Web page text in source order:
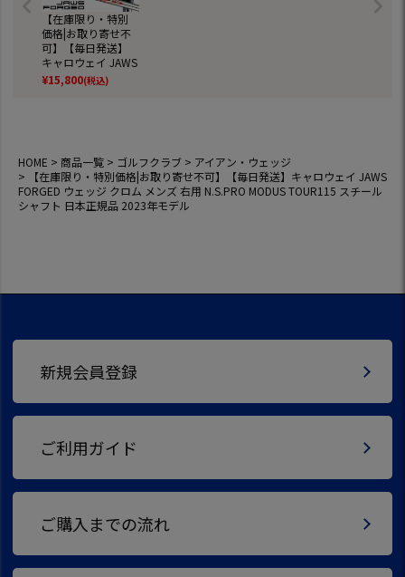
【在庫限り・特別
価格|お取り寄せ不
可】【毎日発送】
キャロウェイ JAWS
FORGED ウェッジ
クロム メンズ 右用
¥15,800(税込)
HOME 商品一覧 ゴルフクラブ
アイアン・ウェッジ
【在庫限り・特別価格|お取り寄せ不可】【毎日発送】キャロウェイ JAWS
FORGED ウェッジ クロム メンズ 右用 N.S.PRO MODUS TOUR115 スチール
シャフト 日本正規品 2023年モデル
新規会員登録
ご利用ガイド
ご購入までの流れ